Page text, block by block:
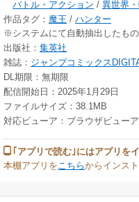
バトル・アクション / 異世界
作品タグ： 魔王 / ハンター
※システムにて自動抽出したも
出版社： 集英社
雑誌： ジャンプコミックス
DL期限：無期限
配信開始日：2025年1月29日
ファイルサイズ：38.1MB
対応ビューア：ブラウザビュー
｢アプリで読む｣にはアプリを
本棚アプリを こちらからインス